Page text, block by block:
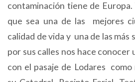
contaminación tiene de
que sea una de las mejores
calidad de vida y una de las
por sus calles nos hace conocer
con el pasaje de Lodares